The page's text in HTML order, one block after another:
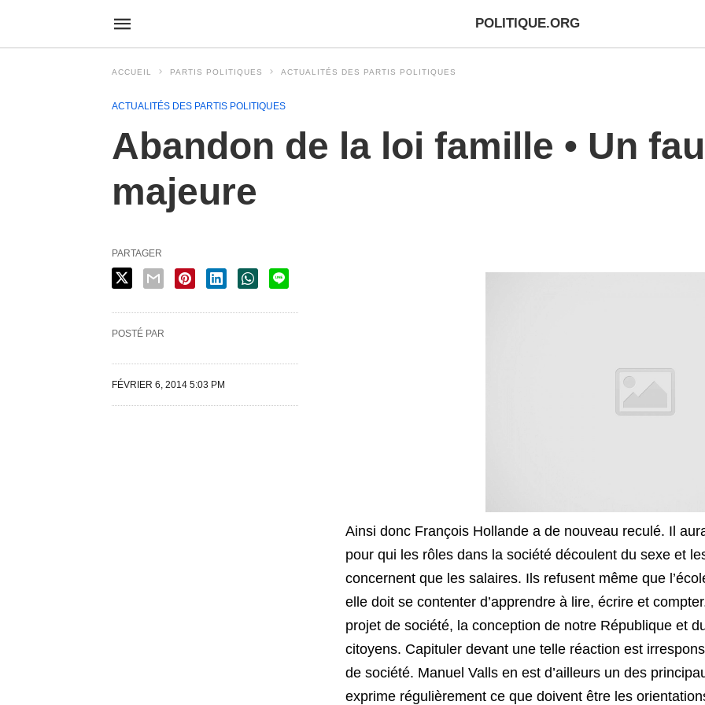
POLITIQUE.ORG
ACCUEIL PARTIS POLITIQUES ACTUALITÉS DES PARTIS POLITIQUES
ACTUALITÉS DES PARTIS POLITIQUES
Abandon de la loi famille • Un
majeure
Ainsi donc François Hollande a de nouveau reculé. Il
pour qui les rôles dans la société découlent du sexe et
concernent que les salaires. Ils refusent même que
elle doit se contenter d’apprendre à lire, écrire et
projet de société, la conception de notre République et
citoyens. Capituler devant une telle réaction est
de société. Manuel Valls en est d’ailleurs un des
exprime régulièrement ce que doivent être les
PARTAGER
POSTÉ PAR
FÉVRIER 6, 2014 5:03 PM